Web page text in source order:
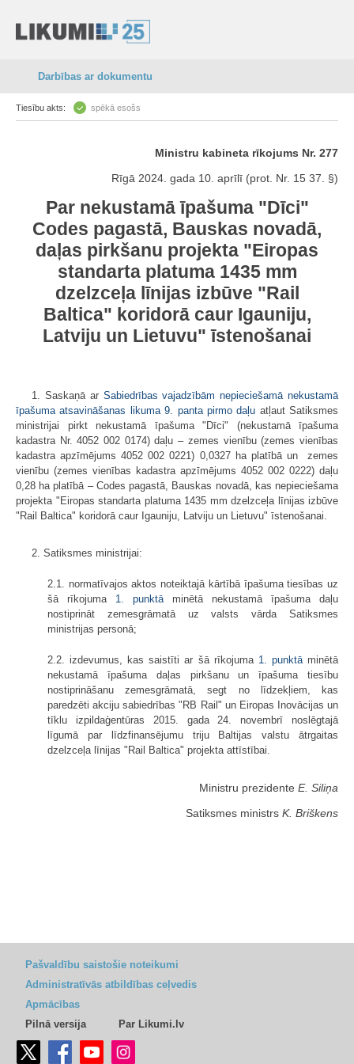
Darbības ar dokumentu
Tiesību akts: spēkā esošs
Ministru kabineta rīkojums Nr. 277
Rīgā 2024. gada 10. aprīlī (prot. Nr. 15 37. §)
Par nekustamā īpašuma "Dīci"
Codes pagastā, Bauskas novadā,
daļas pirkšanu projekta "Eiropas
standarta platuma 1435 mm
dzelzceļa līnijas izbūve "Rail
Baltica" koridorā caur Igauniju,
Latviju un Lietuvu" īstenošanai
1. Saskaņā ar Sabiedrības vajadzībām nepieciešamā nekustamā
īpašuma atsavināšanas likuma 9. panta pirmo daļu atļaut Satiksmes
ministrijai pirkt nekustamā īpašuma "Dīci" (nekustamā īpašuma
kadastra Nr. 4052 002 0174) daļu – zemes vienību (zemes vienības
kadastra apzīmējums 4052 002 0221) 0,0327 ha platībā un zemes
vienību (zemes vienības kadastra apzīmējums 4052 002 0222) daļu
0,28 ha platībā – Codes pagastā, Bauskas novadā, kas nepieciešama
projekta "Eiropas standarta platuma 1435 mm dzelzceļa līnijas izbūve
"Rail Baltica" koridorā caur Igauniju, Latviju un Lietuvu" īstenošanai.
2. Satiksmes ministrijai:
2.1. normatīvajos aktos noteiktajā kārtībā īpašuma tiesības uz
šā rīkojuma 1. punktā minētā nekustamā īpašuma daļu
nostiprināt zemesgrāmatā uz valsts vārda Satiksmes
ministrijas personā;
2.2. izdevumus, kas saistīti ar šā rīkojuma 1. punktāminētā
nekustamā īpašuma daļas pirkšanu un īpašuma tiesību
nostiprināšanu zemesgrāmatā, segt no līdzekļiem, kas
paredzēti akciju sabiedrības "RB Rail" un Eiropas Inovācijas un
tīklu izpildaģentūras 2015. gada 24. novembrī noslēgtajā
līgumā par līdzfinansējumu triju Baltijas valstu ātrgaitas
dzelzceļa līnijas "Rail Baltica" projekta attīstībai.
Ministru prezidente E. Siliņa
Satiksmes ministrs K. Briškens
Pašvaldību saistošie noteikumi
Administratīvās atbildības ceļvedis
Apmācības
Pilnā versija
Par Likumi.lv